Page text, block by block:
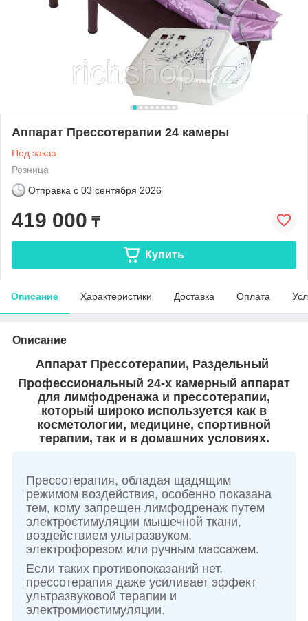
Аппарат Прессотерапии 24 камеры
Под заказ
Розница
Отправка с 03 сентября 2026
419 000 ₸
Купить
Описание Характеристики Доставка Оплата
Описание
Аппарат Прессотерапии, Раздельный
Профессиональный 24-х камерный аппарат
для лимфодренажа и прессотерапии,
который широко используется как в
косметологии, медицине, спортивной
терапии, так и в домашних условиях.
Прессотерапия, обладая щадящим
режимом воздействия, особенно показана
тем, кому запрещен лимфодренаж путем
электростимуляции мышечной ткани,
воздействием ультразвуком,
электрофорезом или ручным массажем.
Если таких противопоказаний нет,
прессотерапия даже усиливает эффект
ультразвуковой терапии и
электромиостимуляции.